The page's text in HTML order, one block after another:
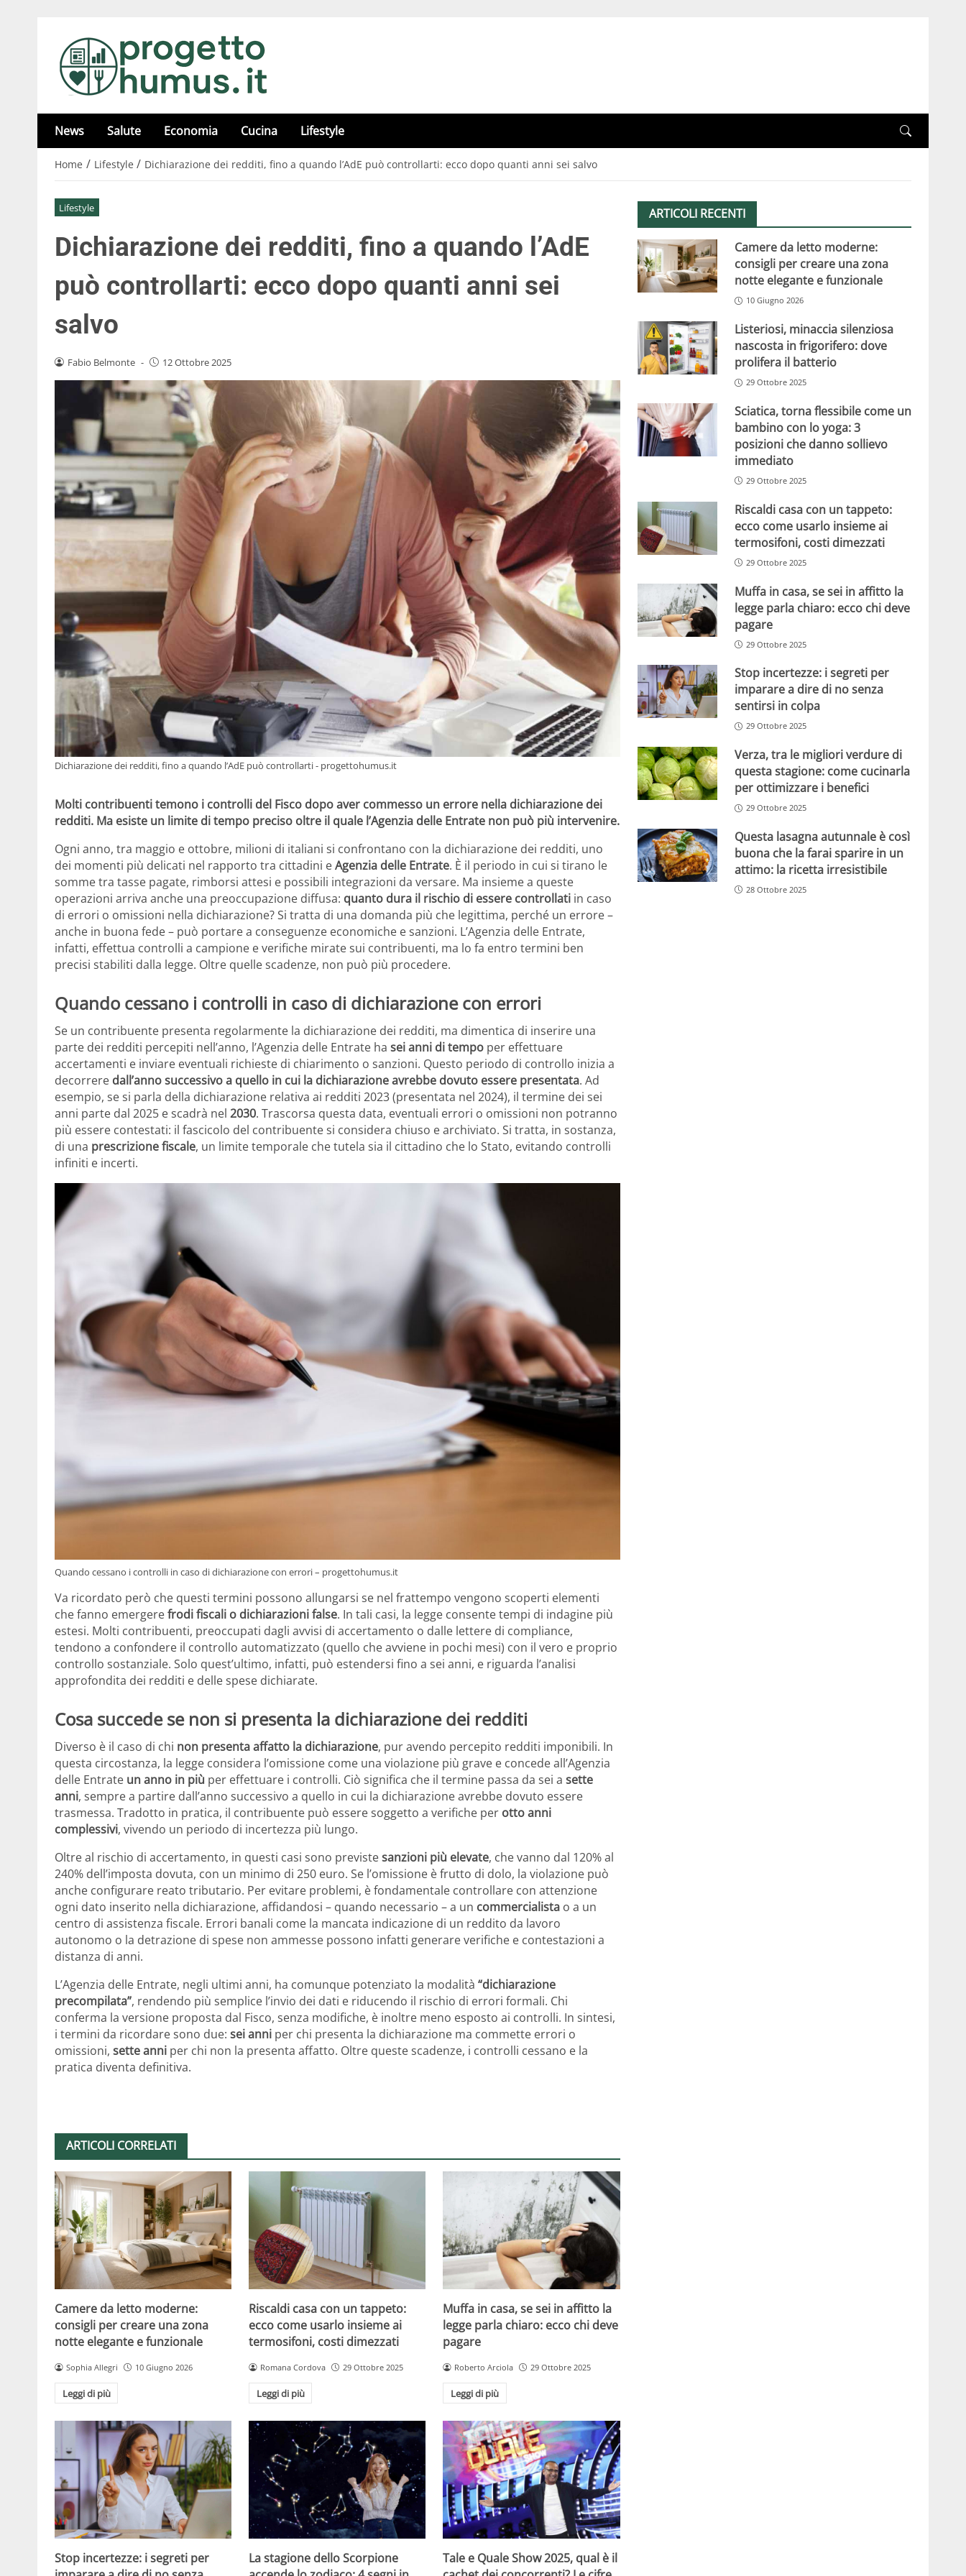
News Salute Economia Cucina Lifestyle
Home / Lifestyle / Dichiarazione dei redditi, fino a quando l’AdE può controllarti: ecco dopo quanti anni sei salvo
Lifestyle
Dichiarazione dei redditi, fino a quando l’AdE
può controllarti: ecco dopo quanti anni sei
salvo
Fabio Belmonte - 12 Ottobre 2025
Dichiarazione dei redditi, fino a quando l’AdE può controllarti - progettohumus.it
Molti contribuenti temono i controlli del Fisco dopo aver commesso un errore nella dichiarazione dei
redditi. Ma esiste un limite di tempo preciso oltre il quale l’Agenzia delle Entrate non può più intervenire.
Ogni anno, tra maggio e ottobre, milioni di italiani si confrontano con la dichiarazione dei redditi, uno
dei momenti più delicati nel rapporto tra cittadini eAgenzia delle Entrate. È il periodo in cui si tirano le
somme tra tasse pagate, rimborsi attesi e possibili integrazioni da versare. Ma insieme a queste
operazioni arriva anche una preoccupazione diffusa: quanto dura il rischio di essere controllati in caso
di errori o omissioni nella dichiarazione? Si tratta di una domanda più che legittima, perché un errore –
anche in buona fede – può portare a conseguenze economiche e sanzioni. L’Agenzia delle Entrate,
infatti, effettua controlli a campione e verifiche mirate sui contribuenti, ma lo fa entro termini ben
precisi stabiliti dalla legge. Oltre quelle scadenze, non può più procedere.
Quando cessano i controlli in caso di dichiarazione con errori
Se un contribuente presenta regolarmente la dichiarazione dei redditi, ma dimentica di inserire una
parte dei redditi percepiti nell’anno, l’Agenzia delle Entrate ha sei anni di tempo per effettuare
accertamenti e inviare eventuali richieste di chiarimento o sanzioni. Questo periodo di controllo inizia a
decorrere dall’anno successivo a quello in cui la dichiarazione avrebbe dovuto essere presentata. Ad
esempio, se si parla della dichiarazione relativa ai redditi 2023 (presentata nel 2024), il termine dei sei
anni parte dal 2025 e scadrà nel 2030. Trascorsa questa data, eventuali errori o omissioni non potranno
più essere contestati: il fascicolo del contribuente si considera chiuso e archiviato. Si tratta, in sostanza,
di una prescrizione fiscale, un limite temporale che tutela sia il cittadino che lo Stato, evitando controlli
infiniti e incerti.
Quando cessano i controlli in caso di dichiarazione con errori – progettohumus.it
Va ricordato però che questi termini possono allungarsi se nel frattempo vengono scoperti elementi
che fanno emergerefrodi fiscali o dichiarazioni false. In tali casi, la legge consente tempi di indagine più
estesi. Molti contribuenti, preoccupati dagli avvisi di accertamento o dalle lettere di compliance,
tendono a confondere il controllo automatizzato (quello che avviene in pochi mesi) con il vero e proprio
controllo sostanziale. Solo quest’ultimo, infatti, può estendersi fino a sei anni, e riguarda l’analisi
approfondita dei redditi e delle spese dichiarate.
Cosa succede se non si presenta la dichiarazione dei redditi
Diverso è il caso di chi non presenta affatto la dichiarazione, pur avendo percepito redditi imponibili. In
questa circostanza, la legge considera l’omissione come una violazione più grave e concede all’Agenzia
delle Entrate un anno in più per effettuare i controlli. Ciò significa che il termine passa da sei a sette
anni, sempre a partire dall’anno successivo a quello in cui la dichiarazione avrebbe dovuto essere
trasmessa. Tradotto in pratica, il contribuente può essere soggetto a verifiche per otto anni
complessivi, vivendo un periodo di incertezza più lungo.
Oltre al rischio di accertamento, in questi casi sono previstesanzioni più elevate, che vanno dal 120% al
240% dell’imposta dovuta, con un minimo di 250 euro. Se l’omissione è frutto di dolo, la violazione può
anche configurare reato tributario. Per evitare problemi, è fondamentale controllare con attenzione
ogni dato inserito nella dichiarazione, affidandosi – quando necessario – a un commercialista o a un
centro di assistenza fiscale. Errori banali come la mancata indicazione di un reddito da lavoro
autonomo o la detrazione di spese non ammesse possono infatti generare verifiche e contestazioni a
distanza di anni.
L’Agenzia delle Entrate, negli ultimi anni, ha comunque potenziato la modalità “dichiarazione
precompilata”, rendendo più semplice l’invio dei dati e riducendo il rischio di errori formali. Chi
conferma la versione proposta dal Fisco, senza modifiche, è inoltre meno esposto ai controlli. In sintesi,
i termini da ricordare sono due: sei anni per chi presenta la dichiarazione ma commette errori o
omissioni, sette anni per chi non la presenta affatto. Oltre queste scadenze, i controlli cessano e la
pratica diventa definitiva.
ARTICOLI CORRELATI
Camere da letto moderne:
consigli per creare una zona
notte elegante e funzionale
Sophia Allegri 10 Giugno 2026
Leggi di più
Riscaldi casa con un tappeto:
ecco come usarlo insieme ai
termosifoni, costi dimezzati
Romana Cordova 29 Ottobre 2025
Leggi di più
Muffa in casa, se sei in affitto la
legge parla chiaro: ecco chi deve
pagare
Roberto Arciola 29 Ottobre 2025
Leggi di più
Stop incertezze: i segreti per
La stagione dello Scorpione
Tale e Quale Show 2025, qual è il
ARTICOLI RECENTI
Camere da letto moderne:
consigli per creare una zona
notte elegante e funzionale
10 Giugno 2026
Listeriosi, minaccia silenziosa
nascosta in frigorifero: dove
prolifera il batterio
29 Ottobre 2025
Sciatica, torna flessibile come un
bambino con lo yoga: 3
posizioni che danno sollievo
immediato
29 Ottobre 2025
Riscaldi casa con un tappeto:
ecco come usarlo insieme ai
termosifoni, costi dimezzati
29 Ottobre 2025
Muffa in casa, se sei in affitto la
legge parla chiaro: ecco chi deve
pagare
29 Ottobre 2025
Stop incertezze: i segreti per
imparare a dire di no senza
sentirsi in colpa
29 Ottobre 2025
Verza, tra le migliori verdure di
questa stagione: come cucinarla
per ottimizzare i benefici
29 Ottobre 2025
Questa lasagna autunnale è così
buona che la farai sparire in un
attimo: la ricetta irresistibile
28 Ottobre 2025